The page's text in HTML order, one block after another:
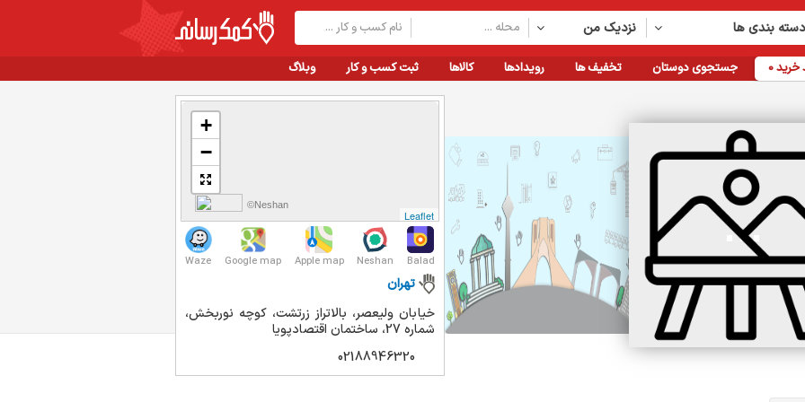
نزدیک من بندی ها
وبلاگ ثبت کسب و کار کالاها رویدادها تخفیف ها جستجوی دوستان خرید0
+
−
Leaflet
©Neshan
Balad
Neshan
Apple map
Google map
Waze
تهران
خیابان وليعصر، بالاتراز زرتشت، كوچه نوربخش،
شماره 27، ساختمان اقتصادپويا
02188946320